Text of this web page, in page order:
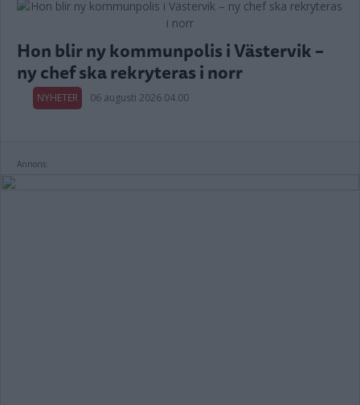
Hon blir ny kommunpolis i Västervik –
ny chef ska rekryteras i norr
NYHETER 06 augusti 2026 04.00
Annons: